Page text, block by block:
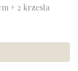
+ 2 krzesła